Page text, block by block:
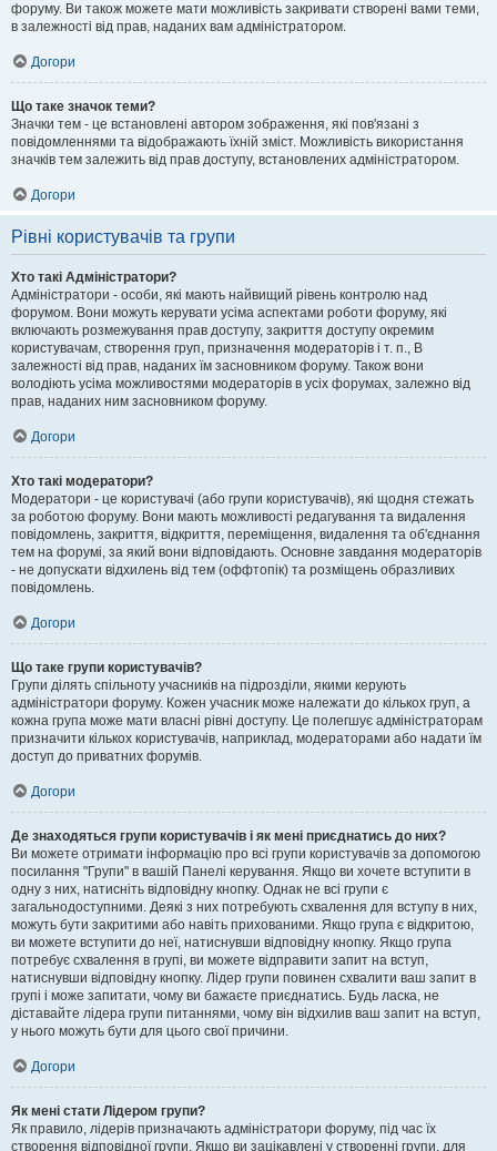
форуму. Ви також можете мати можливість закривати створені вами теми,
в залежності від прав, наданих вам адміністратором.
Догори
Що таке значок теми?
Значки тем - це встановлені автором зображення, які пов'язані з
повідомленнями та відображають їхній зміст. Можливість використання
значків тем залежить від прав доступу, встановлених адміністратором.
Догори
Рівні користувачів та групи
Хто такі Адміністратори?
Адміністратори - особи, які мають найвищий рівень контролю над
форумом. Вони можуть керувати усіма аспектами роботи форуму, які
включають розмежування прав доступу, закриття доступу окремим
користувачам, створення груп, призначення модераторів і т. п., В
залежності від прав, наданих їм засновником форуму. Також вони
володіють усіма можливостями модераторів в усіх форумах, залежно від
прав, наданих ним засновником форуму.
Догори
Хто такі модератори?
Модератори - це користувачі (або групи користувачів), які щодня стежать
за роботою форуму. Вони мають можливості редагування та видалення
повідомлень, закриття, відкриття, переміщення, видалення та об'єднання
тем на форумі, за який вони відповідають. Основне завдання модераторів
- не допускати відхилень від тем (оффтопік) та розміщень образливих
повідомлень.
Догори
Що таке групи користувачів?
Групи ділять спільноту учасників на підрозділи, якими керують
адміністратори форуму. Кожен учасник може належати до кількох груп, а
кожна група може мати власні рівні доступу. Це полегшує адміністраторам
призначити кількох користувачів, наприклад, модераторами або надати їм
доступ до приватних форумів.
Догори
Де знаходяться групи користувачів і як мені приєднатись до них?
Ви можете отримати інформацію про всі групи користувачів за допомогою
посилання "Групи" в вашій Панелі керування. Якщо ви хочете вступити в
одну з них, натисніть відповідну кнопку. Однак не всі групи є
загальнодоступними. Деякі з них потребують схвалення для вступу в них,
можуть бути закритими або навіть прихованими. Якщо група є відкритою,
ви можете вступити до неї, натиснувши відповідну кнопку. Якщо група
потребує схвалення в групі, ви можете відправити запит на вступ,
натиснувши відповідну кнопку. Лідер групи повинен схвалити ваш запит в
групі і може запитати, чому ви бажаєте приєднатись. Будь ласка, не
діставайте лідера групи питаннями, чому він відхилив ваш запит на вступ,
у нього можуть бути для цього свої причини.
Догори
Як мені стати Лідером групи?
Як правило, лідерів призначають адміністратори форуму, під час їх
створення відповідної групи. Якщо ви зацікавлені у створенні групи, для